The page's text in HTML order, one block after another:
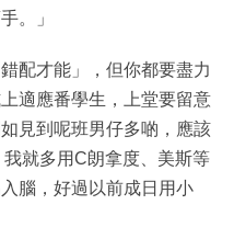
。」
配才能」，但你都要盡力
適應番學生，上堂要留意
見到呢班男仔多啲，應該
就多用C朗拿度、美斯等
腦，好過以前成日用小